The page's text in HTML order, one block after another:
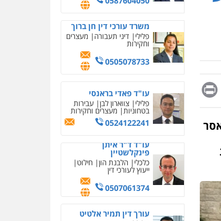
Message
Print
משרד עורכי דין חן ברוך
פלילי דיני תעבורה מעצרים
וחקירות
0505078733
עו"ד פאדי בראנסי
פלילי צווארון לבן עבירות
בטחוניות מעצרים וחקירות
0524122241
עו"ד ד"ר איתן
פינקלשטיין
כלכלי הלבנת הון חילוט
ייעוץ לעורכי דין
0507061374
עורך דין תמיר אלטיט
מחיקת כתבות מגוגל
ודחיקת אזכורים שליליים
שירותים מקצועיים לעורכי
דין
0522508109
אחסון אתרים
מהירות הגנה גיבוי
תמיכה שירותים מקצועיים
לעורכי דין
מרכז התחלה חדשה
עבירות מין
שירותים מקצועיים לעורכי
דין
0544500346
מאיה בלום, עו"ס,
טיפול ושיקום
טיפול בהתמכרויות
שירותים מקצועיים לעורכי
דין
איומים כתובים
תושב סכנין חשוד ששלח הודעות